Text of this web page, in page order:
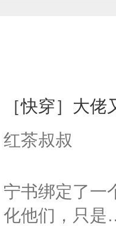
［快穿］大
红茶叔叔
宁书绑定了一
化他们，只是